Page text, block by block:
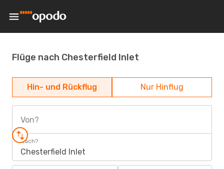
Flüge nach Chesterfield Inlet
Hin- und Rückflug Nur Hinflug
Von?
Nach?
Chesterfield Inlet